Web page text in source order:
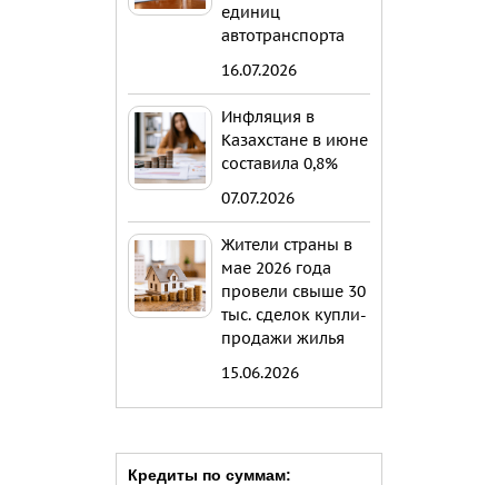
единиц
автотранспорта
16.07.2026
Инфляция в
Казахстане в июне
составила 0,8%
07.07.2026
Жители страны в
мае 2026 года
провели свыше 30
тыс. сделок купли-
продажи жилья
15.06.2026
Кредиты по суммам: